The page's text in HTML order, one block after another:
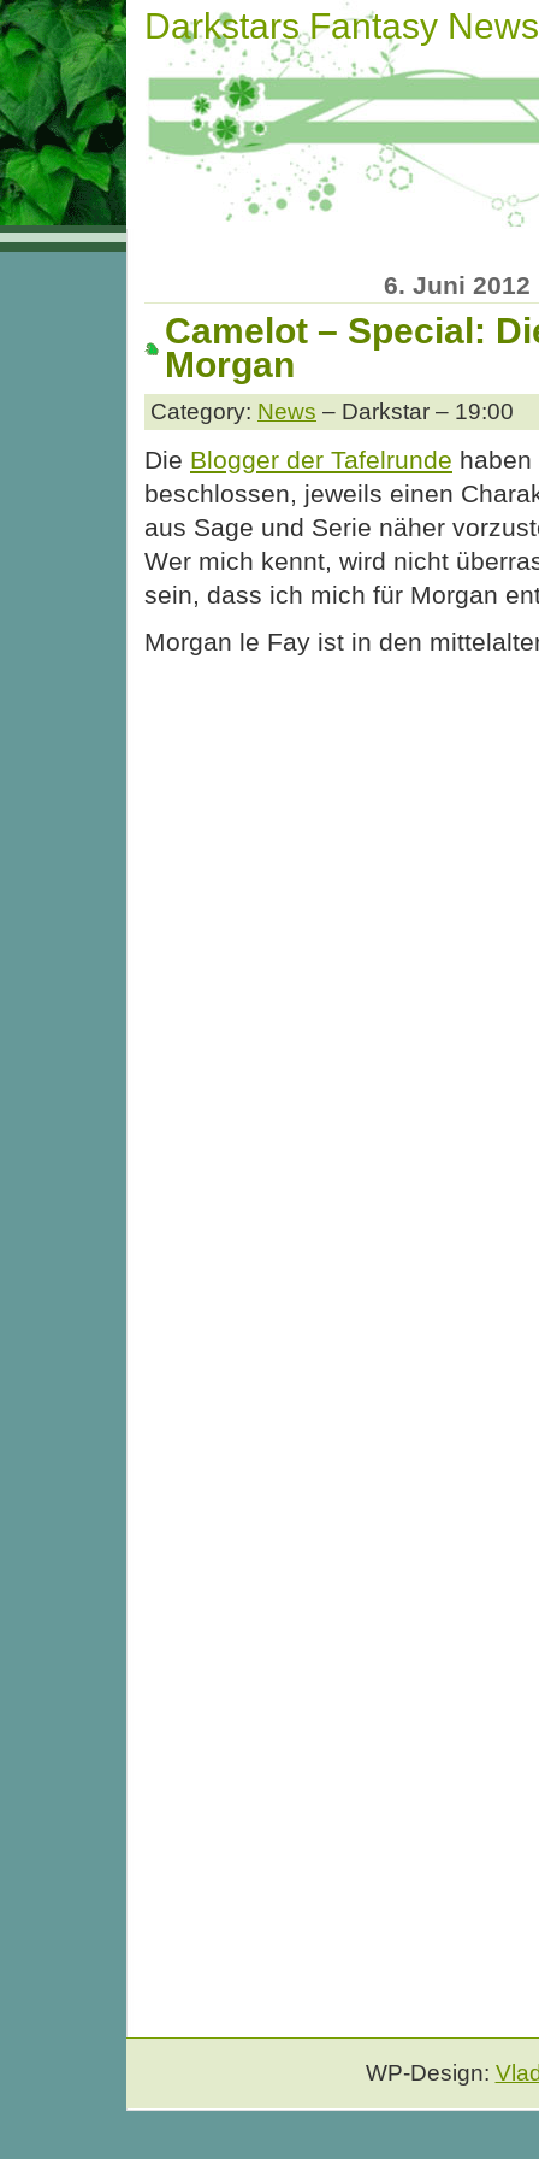
Darkstars Fantasy News
6. Juni 2012
Camelot – Special:
Morgan
Category: News – Darkstar – 19:00
Die Blogger der Tafelrunde haben
beschlossen, jeweils einen
aus Sage und Serie näher
Wer mich kennt, wird nicht
sein, dass ich mich für Morgan
Morgan le Fay ist in den
WP-Design: